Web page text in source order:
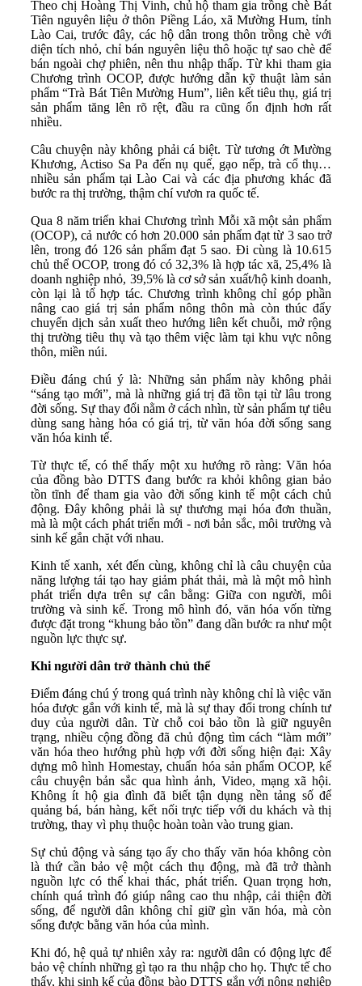
Theo chị Hoàng Thị Vinh, chủ hộ tham gia trồng chè Bát
Tiên nguyên liệu ở thôn Piềng Láo, xã Mường Hum, tỉnh
Lào Cai, trước đây, các hộ dân trong thôn trồng chè với
diện tích nhỏ, chỉ bán nguyên liệu thô hoặc tự sao chè để
bán ngoài chợ phiên, nên thu nhập thấp. Từ khi tham gia
Chương trình OCOP, được hướng dẫn kỹ thuật làm sản
phẩm “Trà Bát Tiên Mường Hum”, liên kết tiêu thụ, giá trị
sản phẩm tăng lên rõ rệt, đầu ra cũng ổn định hơn rất
nhiều.
Câu chuyện này không phải cá biệt. Từ tương ớt Mường
Khương, Actiso Sa Pa đến nụ quế, gạo nếp, trà cổ thụ…
nhiều sản phẩm tại Lào Cai và các địa phương khác đã
bước ra thị trường, thậm chí vươn ra quốc tế.
Qua 8 năm triển khai Chương trình Mỗi xã một sản phẩm
(OCOP), cả nước có hơn 20.000 sản phẩm đạt từ 3 sao trở
lên, trong đó 126 sản phẩm đạt 5 sao. Đi cùng là 10.615
chủ thể OCOP, trong đó có 32,3% là hợp tác xã, 25,4% là
doanh nghiệp nhỏ, 39,5% là cơ sở sản xuất/hộ kinh doanh,
còn lại là tổ hợp tác. Chương trình không chỉ góp phần
nâng cao giá trị sản phẩm nông thôn mà còn thúc đẩy
chuyển dịch sản xuất theo hướng liên kết chuỗi, mở rộng
thị trường tiêu thụ và tạo thêm việc làm tại khu vực nông
thôn, miền núi.
Điều đáng chú ý là: Những sản phẩm này không phải
“sáng tạo mới”, mà là những giá trị đã tồn tại từ lâu trong
đời sống. Sự thay đổi nằm ở cách nhìn, từ sản phẩm tự tiêu
dùng sang hàng hóa có giá trị, từ văn hóa đời sống sang
văn hóa kinh tế.
Từ thực tế, có thể thấy một xu hướng rõ ràng: Văn hóa
của đồng bào DTTS đang bước ra khỏi không gian bảo
tồn tĩnh để tham gia vào đời sống kinh tế một cách chủ
động. Đây không phải là sự thương mại hóa đơn thuần,
mà là một cách phát triển mới - nơi bản sắc, môi trường và
sinh kế gắn chặt với nhau.
Kinh tế xanh, xét đến cùng, không chỉ là câu chuyện của
năng lượng tái tạo hay giảm phát thải, mà là một mô hình
phát triển dựa trên sự cân bằng: Giữa con người, môi
trường và sinh kế. Trong mô hình đó, văn hóa vốn từng
được đặt trong “khung bảo tồn” đang dần bước ra như một
nguồn lực thực sự.
Khi người dân trở thành chủ thể
Điểm đáng chú ý trong quá trình này không chỉ là việc văn
hóa được gắn với kinh tế, mà là sự thay đổi trong chính tư
duy của người dân. Từ chỗ coi bảo tồn là giữ nguyên
trạng, nhiều cộng đồng đã chủ động tìm cách “làm mới”
văn hóa theo hướng phù hợp với đời sống hiện đại: Xây
dựng mô hình Homestay, chuẩn hóa sản phẩm OCOP, kể
câu chuyện bản sắc qua hình ảnh, Video, mạng xã hội.
Không ít hộ gia đình đã biết tận dụng nền tảng số để
quảng bá, bán hàng, kết nối trực tiếp với du khách và thị
trường, thay vì phụ thuộc hoàn toàn vào trung gian.
Sự chủ động và sáng tạo ấy cho thấy văn hóa không còn
là thứ cần bảo vệ một cách thụ động, mà đã trở thành
nguồn lực có thể khai thác, phát triển. Quan trọng hơn,
chính quá trình đó giúp nâng cao thu nhập, cải thiện đời
sống, để người dân không chỉ giữ gìn văn hóa, mà còn
sống được bằng văn hóa của mình.
Khi đó, hệ quả tự nhiên xảy ra: người dân có động lực để
bảo vệ chính những gì tạo ra thu nhập cho họ. Thực tế cho
thấy, khi sinh kế của đồng bào DTTS gắn với nông nghiệp